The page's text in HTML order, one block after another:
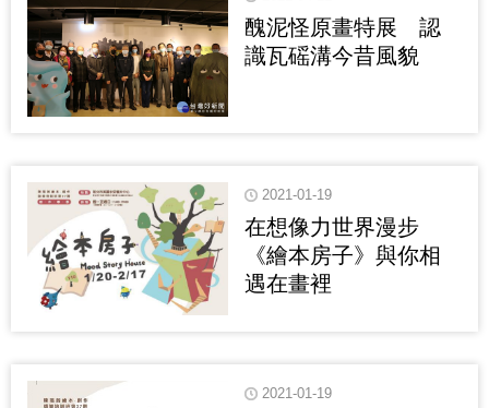
醜泥怪原畫特展 認
識瓦磘溝今昔風貌
2021-01-19
在想像力世界漫步
《繪本房子》與你相
遇在畫裡
2021-01-19